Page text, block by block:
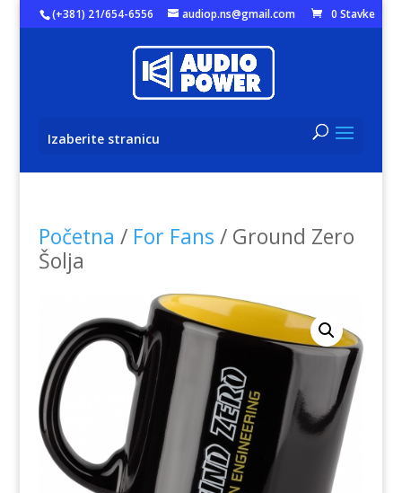
(+381) 21/654-6556 audiop.ns@gmail.com 0 Stavke
Izaberite stranicu
Početna / For Fans / Ground Zero
Šolja